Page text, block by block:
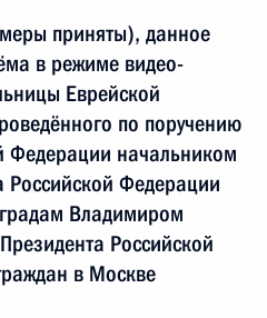
приняты), данное
в режиме видео-
Еврейской
по поручению
Федерации начальником
Российской Федерации
Владимиром
Российской
в Москве